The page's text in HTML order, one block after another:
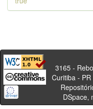
Av.
3165 -
DSpace,